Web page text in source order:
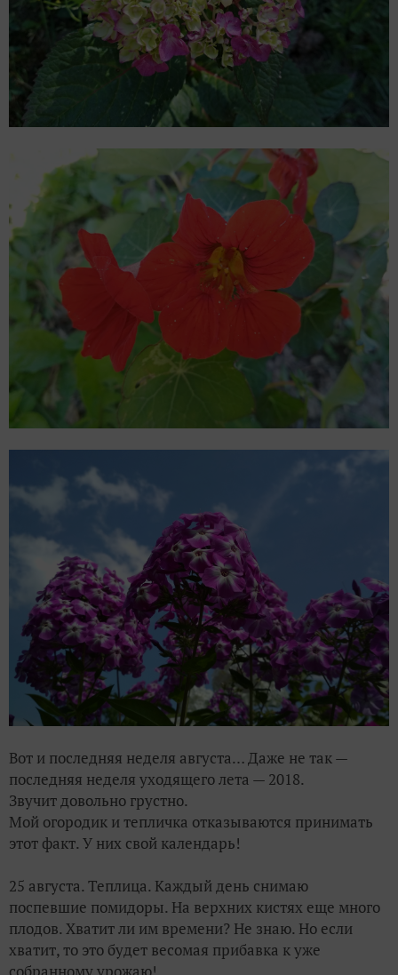
Вот и последняя неделя августа… Даже не так —
последняя неделя уходящего лета — 2018.
Звучит довольно грустно.
Мой огородик и тепличка отказываются принимать
этот факт. У них свой календарь!
25 августа. Теплица. Каждый день снимаю
поспевшие помидоры. На верхних кистях еще много
плодов. Хватит ли им времени? Не знаю. Но если
хватит, то это будет весомая прибавка к уже